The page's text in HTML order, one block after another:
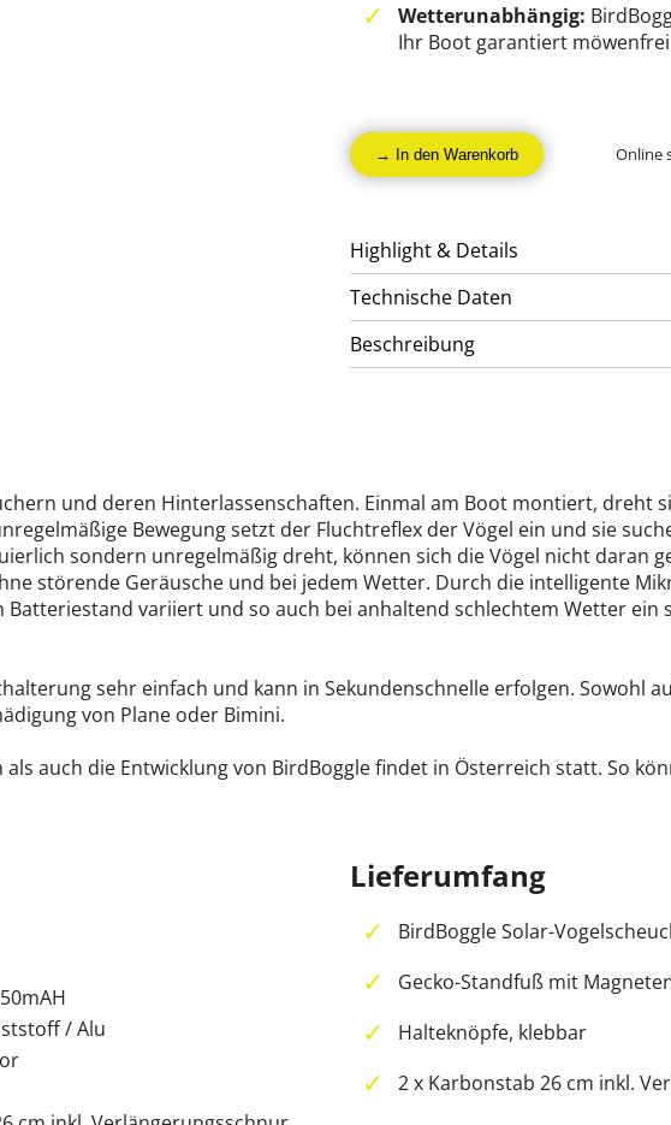
Wetterunabhängig:
Ihr Boot garantiert möwenfrei
→ In den Warenkorb Online
Highlight & Details
Technische Daten
Beschreibung
und deren Hinterlassenschaften. Einmal am Boot montiert, dreht
Bewegung setzt der Fluchtreflex der Vögel ein und sie
sondern unregelmäßig dreht, können sich die Vögel nicht daran
störende Geräusche und bei jedem Wetter. Durch die intelligente
Batteriestand variiert und so auch bei anhaltend schlechtem Wetter
sehr einfach und kann in Sekundenschnelle erfolgen. Sowohl
von Plane oder Bimini.
auch die Entwicklung von BirdBoggle findet in Österreich statt. So
/ Alu
Lieferumfang
BirdBoggle Solar-
Gecko-Standfuß mit
Halteknöpfe, klebbar
2 x Karbonstab 26 cm inkl.